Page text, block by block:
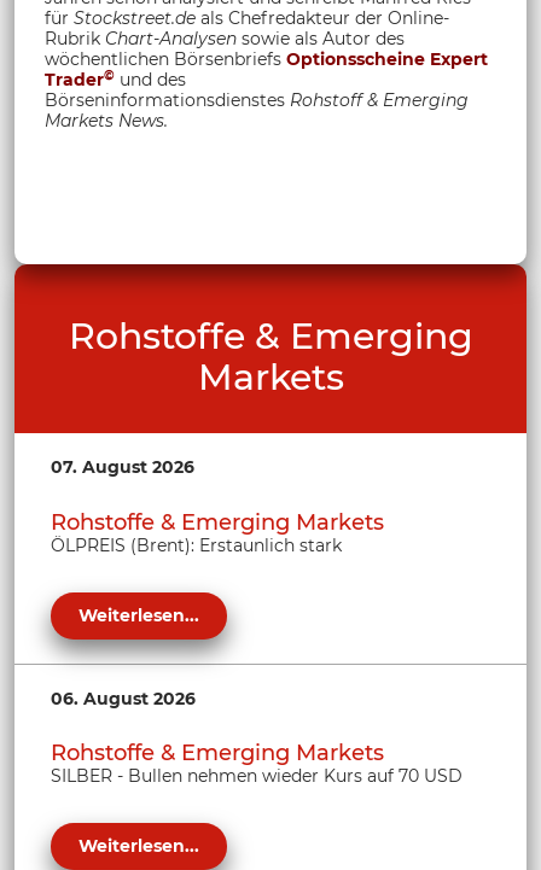
für Stockstreet.de als Chefredakteur der Online-
Rubrik Chart-Analysen sowie als Autor des
wöchentlichen Börsenbriefs Optionsscheine Expert
Trader© und des
Börseninformationsdienstes Rohstoff & Emerging
Markets News.
Rohstoffe & Emerging
Markets
07. August 2026
Rohstoffe & Emerging Markets
ÖLPREIS (Brent): Erstaunlich stark
Weiterlesen...
06. August 2026
Rohstoffe & Emerging Markets
SILBER - Bullen nehmen wieder Kurs auf 70 USD
Weiterlesen...